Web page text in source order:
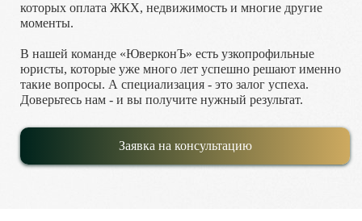
которых оплата ЖКХ, недвижимость и многие другие
моменты.
В нашей команде «ЮверконЪ» есть узкопрофильные
юристы, которые уже много лет успешно решают именно
такие вопросы. А специализация - это залог успеха.
Доверьтесь нам - и вы получите нужный результат.
Заявка на консультацию